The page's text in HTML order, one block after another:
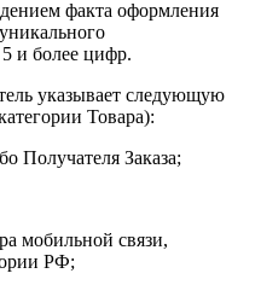
факта оформления
и более цифр.
указывает следующую
Товара):
Получателя Заказа;
мобильной связи,
РФ;